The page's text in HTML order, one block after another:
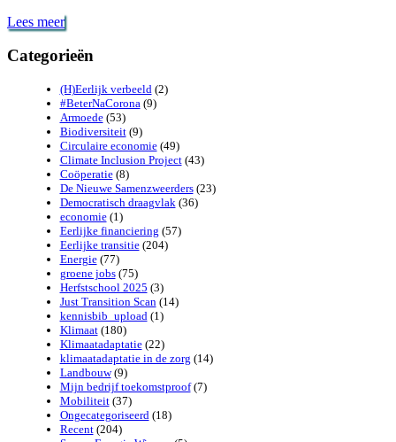
Lees meerMobiliteitsarmoede:
vaag
begrip
concreet
probleem?
Categorieën
(H)Eerlijk verbeeld(2)
#BeterNaCorona(9)
Armoede(53)
Biodiversiteit(9)
Circulaire economie(49)
Climate Inclusion Project(43)
Coöperatie(8)
De Nieuwe Samenzweerders(23)
Democratisch draagvlak(36)
economie(1)
Eerlijke financiering (57)
Eerlijke transitie(204)
Energie(77)
groene jobs(75)
Herfstschool 2025 (3)
Just Transition Scan(14)
kennisbib_upload(1)
Klimaat(180)
Klimaatadaptatie(22)
klimaatadaptatie in de zorg (14)
Landbouw(9)
Mijn bedrijf toekomstproof(7)
Mobiliteit(37)
Ongecategoriseerd(18)
Recent(204)